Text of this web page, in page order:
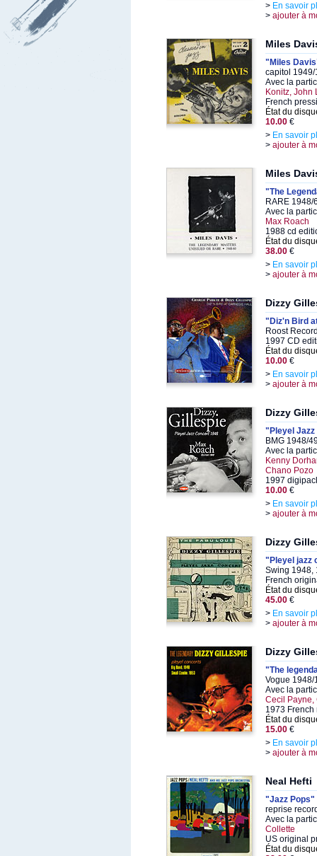
> En savoir
> ajouter à
Miles
"Miles
capitol
Avec la
Konitz, John
French
État du
10.00 €
> En savoir
> ajouter à
Miles
"The
RARE 1948/
Avec la
Max Roach
1988 cd
État du
38.00 €
> En savoir
> ajouter à
Dizzy
"Diz'n Bird
Roost
1997 CD
État du
10.00 €
> En savoir
> ajouter à
Dizzy
"Pleyel Jazz
BMG 1948/
Avec la
Kenny
Chano Pozo
1997
10.00 €
> En savoir
> ajouter à
Dizzy
"Pleyel jazz
Swing 1948,
French
État du
45.00 €
> En savoir
> ajouter à
Dizzy
"The
Vogue
Avec la
Cecil Payne,
1973 French
État du
15.00 €
> En savoir
> ajouter à
Neal Hefti
"Jazz Pops"
reprise
Avec la
Collette
US original
État du